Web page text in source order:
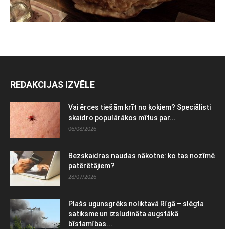
REDAKCIJAS IZVĒLE
Vai ērces tiešām krīt no kokiem? Speciālisti
skaidro populārākos mītus par...
06/08/2026
Bezskaidras naudas nākotne: ko tas nozīmē
patērētājiem?
28/07/2026
Plašs ugunsgrēks noliktavā Rīgā – slēgta
satiksme un izsludināta augstākā
bīstamības...